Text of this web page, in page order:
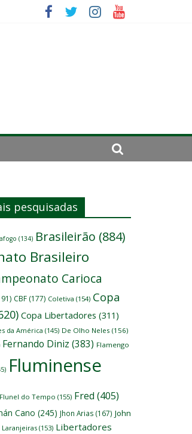
pesquisadas
(134) Brasileirão (884)
Brasileiro
Carioca
CBF (177) Coletiva (154) Copa
Copa Libertadores (311)
da América (145) De Olho Neles (156)
Fernando Diniz (383) Flamengo
Fluminense
Flunel do Tempo (155) Fred (405)
Cano (245) Jhon Arias (167) John
Laranjeiras (153) Libertadores